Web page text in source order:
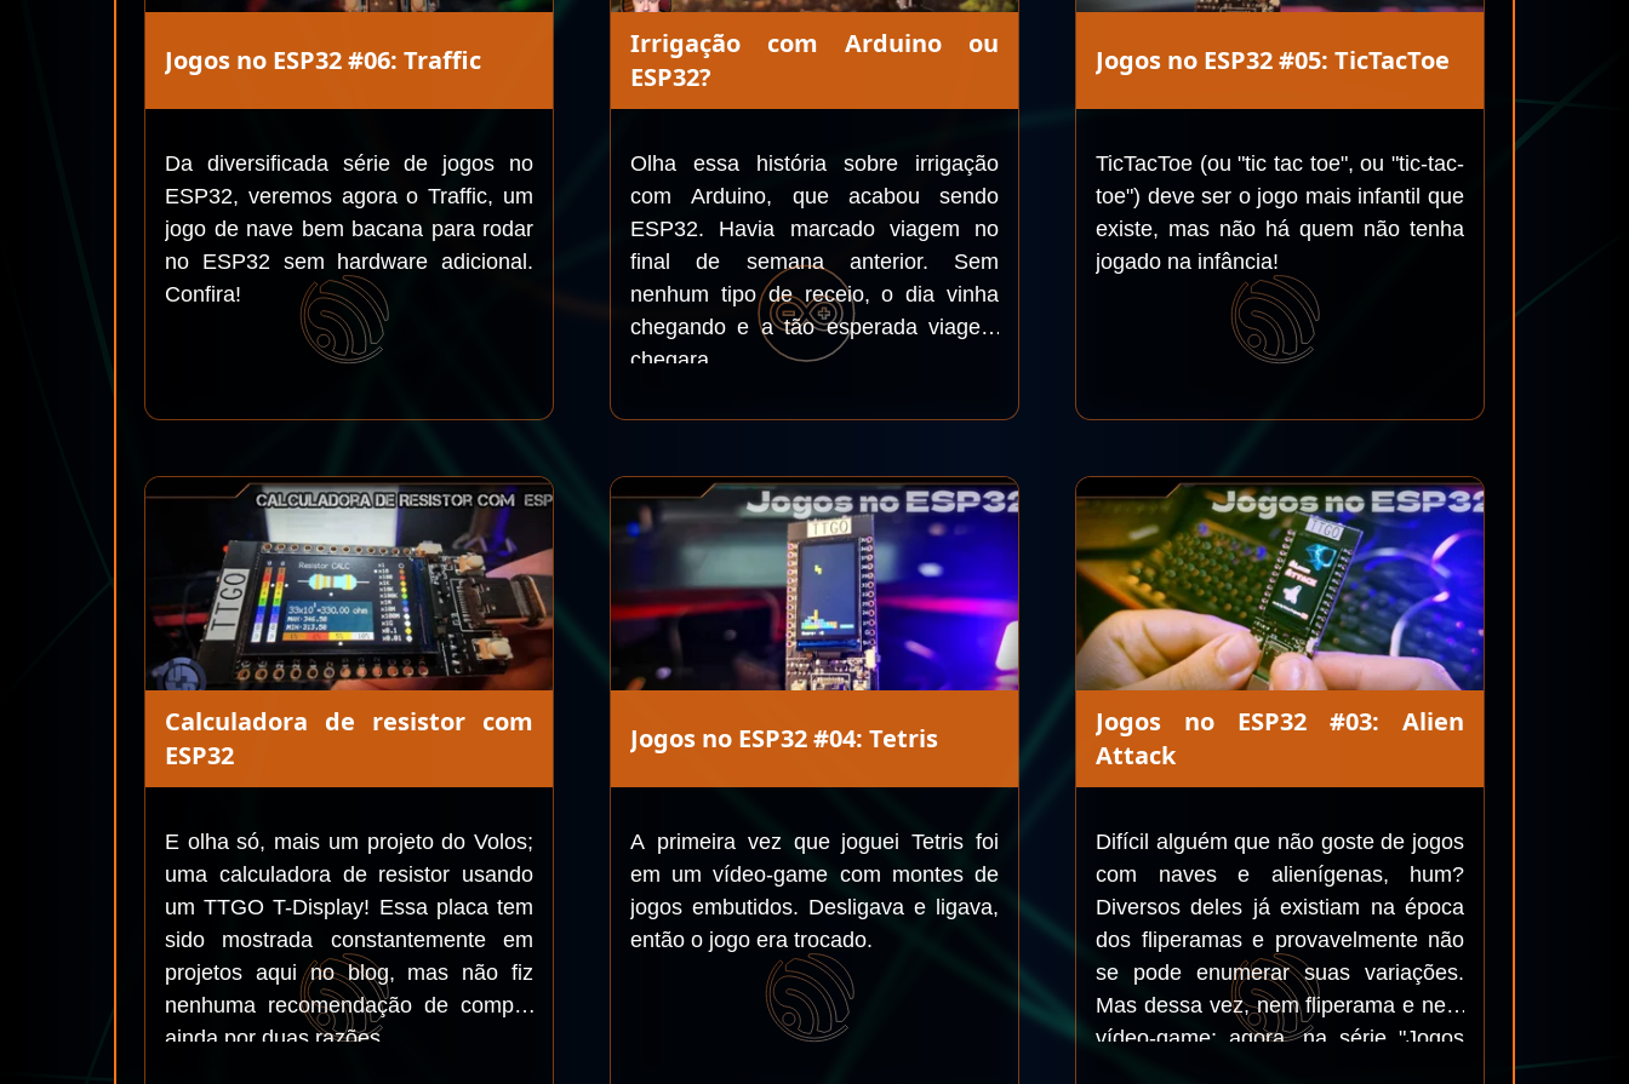
Jogos no ESP32 #06: Traffic
Da diversificada série de jogos no
ESP32, veremos agora o Traffic, um
jogo de nave bem bacana para rodar
no ESP32 sem hardware adicional.
Confira!
Irrigação com Arduino ou
ESP32?
Olha essa história sobre irrigação
com Arduino, que acabou sendo
ESP32. Havia marcado viagem no
final de semana anterior. Sem
nenhum tipo de receio, o dia vinha
chegando e a tão esperada viagem
chegara.
Jogos no ESP32 #05: TicTacToe
TicTacToe (ou "tic tac toe", ou "tic-tac-
toe") deve ser o jogo mais infantil que
existe, mas não há quem não tenha
jogado na infância!
Calculadora de resistor com
ESP32
E olha só, mais um projeto do Volos;
uma calculadora de resistor usando
um TTGO T-Display! Essa placa tem
sido mostrada constantemente em
projetos aqui no blog, mas não fiz
nenhuma recomendação de compra
ainda por duas razões...
Jogos no ESP32 #04: Tetris
A primeira vez que joguei Tetris foi
em um vídeo-game com montes de
jogos embutidos. Desligava e ligava,
então o jogo era trocado.
Jogos no ESP32 #03: Alien
Attack
Difícil alguém que não goste de jogos
com naves e alienígenas, hum?
Diversos deles já existiam na época
dos fliperamas e provavelmente não
se pode enumerar suas variações.
Mas dessa vez, nem fliperama e nem
vídeo-game; agora, na série "Jogos